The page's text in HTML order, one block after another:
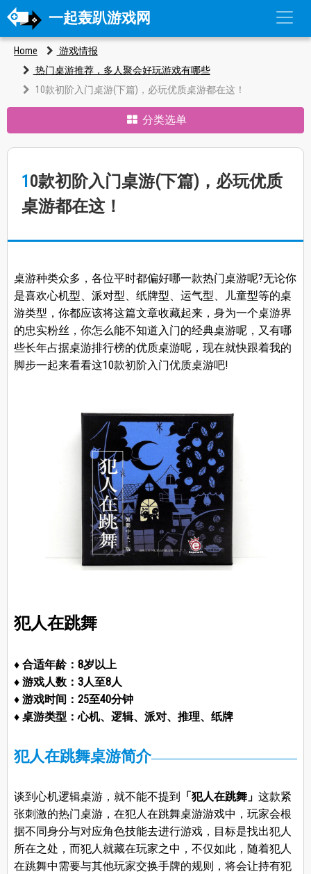
一起轰趴游戏网
Home
游戏情报
热门桌游推荐，多人聚会好玩游戏有哪些
10款初阶入门桌游(下篇)，必玩优质桌游都在这！
分类选单
10款初阶入门桌游(下篇)，必玩优质
桌游都在这！
桌游种类众多，各位平时都偏好哪一款热门桌游呢?无论你
是喜欢心机型、派对型、纸牌型、运气型、儿童型等的桌
游类型，你都应该将这篇文章收藏起来，身为一个桌游界
的忠实粉丝，你怎么能不知道入门的经典桌游呢，又有哪
些长年占据桌游排行榜的优质桌游呢，现在就快跟着我的
脚步一起来看看这10款初阶入门优质桌游吧!
犯人在跳舞
♦ 合适年龄：8岁以上
♦ 游戏人数：3人至8人
♦ 游戏时间：25至40分钟
♦ 桌游类型：心机、逻辑、派对、推理、纸牌
犯人在跳舞桌游简介
谈到心机逻辑桌游，就不能不提到 「犯人在跳舞」 这款紧
张刺激的热门桌游，在犯人在跳舞桌游游戏中，玩家会根
据不同身分与对应角色技能去进行游戏，目标是找出犯人
所在之处，而犯人就藏在玩家之中，不仅如此，随着犯人
在跳舞中需要与其他玩家交换手牌的规则，将会让持有犯